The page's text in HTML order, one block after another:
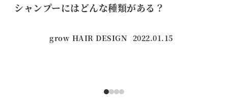
シャンプーにはどんな種類がある？
grow HAIR DESIGN 投稿日
2022.01.15